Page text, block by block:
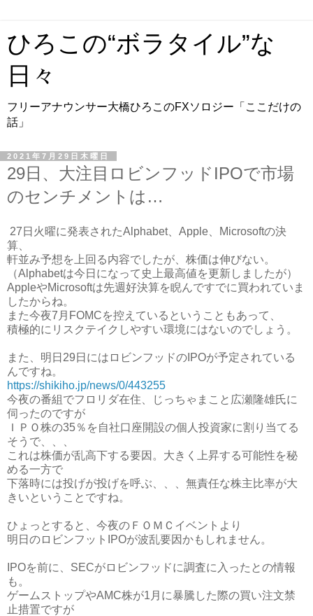
ひろこの“ボラタイル”な
日々
フリーアナウンサー大橋ひろこのFXソロジー「ここだけの
話」
2021年7月29日木曜日
29日、大注目ロビンフッドIPOで市場
のセンチメントは…
27日火曜に発表されたAlphabet、Apple、Microsoftの決
算、
軒並み予想を上回る内容でしたが、株価は伸びない。
（Alphabetは今日になって史上最高値を更新しましたが）
AppleやMicrosoftは先週好決算を睨んですでに買われていま
したからね。
また今夜7月FOMCを控えているということもあって、
積極的にリスクテイクしやすい環境にはないのでしょう。
また、明日29日にはロビンフッドのIPOが予定されている
んですね。
https://shikiho.jp/news/0/443255
今夜の番組でフロリダ在住、じっちゃまこと広瀬隆雄氏に
伺ったのですが
ＩＰＯ株の35％を自社口座開設の個人投資家に割り当てる
そうで、、、
これは株価が乱高下する要因。大きく上昇する可能性を秘
める一方で
下落時には投げが投げを呼ぶ、、、無責任な株主比率が大
きいということですね。
ひょっとすると、今夜のＦＯＭＣイベントより
明日のロビンフットIPOが波乱要因かもしれません。
IPOを前に、SECがロビンフッドに調査に入ったとの情報
も。
ゲームストップやAMC株が1月に暴騰した際の買い注文禁
止措置ですが